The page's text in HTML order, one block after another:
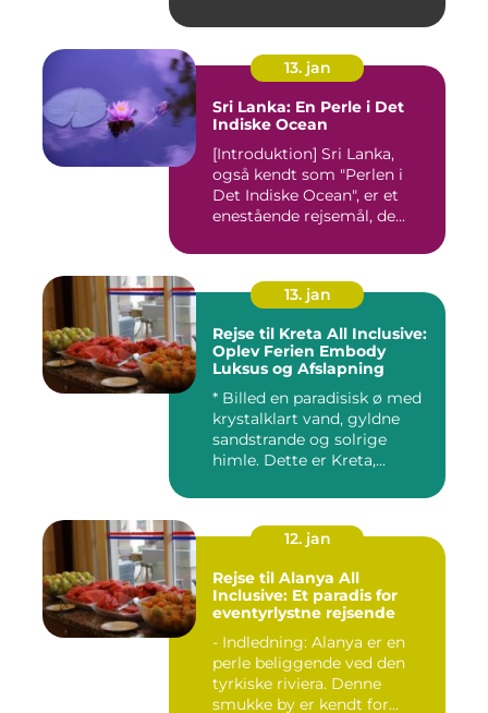
13. jan
Sri Lanka: En Perle i Det
Indiske Ocean
[Introduktion] Sri Lanka,
også kendt som "Perlen i
Det Indiske Ocean", er et
enestående rejsemål, de...
13. jan
Rejse til Kreta All Inclusive:
Oplev Ferien Embody
Luksus og Afslapning
* Billed en paradisisk ø med
krystalklart vand, gyldne
sandstrande og solrige
himle. Dette er Kreta,...
12. jan
Rejse til Alanya All
Inclusive: Et paradis for
eventyrlystne rejsende
- Indledning: Alanya er en
perle beliggende ved den
tyrkiske riviera. Denne
smukke by er kendt for...